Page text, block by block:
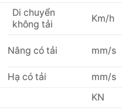
Di chuyển
không tải
Km/h
Nâng có tải mm/s
Hạ có tải
mm/s
KN